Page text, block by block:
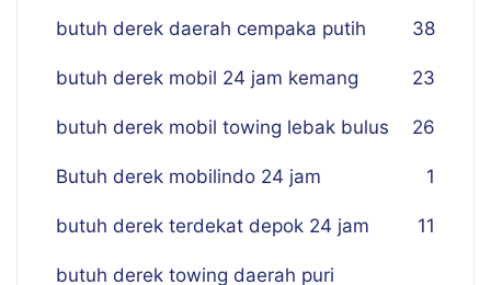
butuh derek daerah cempaka putih 38
butuh derek mobil 24 jam kemang 23
butuh derek mobil towing lebak bulus 26
Butuh derek mobilindo 24 jam 1
butuh derek terdekat depok 24 jam 11
butuh derek towing daerah puri